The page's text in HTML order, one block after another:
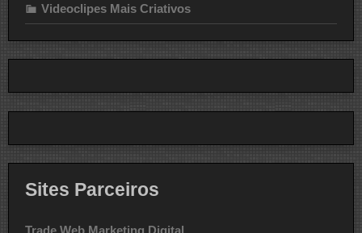
Videoclipes Mais Criativos
Sites Parceiros
Trade Web Marketing Digital